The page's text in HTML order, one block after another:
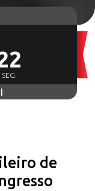
SEG.
de